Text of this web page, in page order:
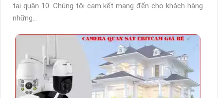
tại quận 10. Chúng tôi cam kết mang đến cho khách hàng
những...